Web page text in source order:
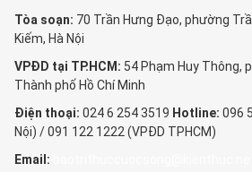
Tòa soạn: 70 Trần Hưng Đạo, phường
Kiếm, Hà Nội
VPĐD tại TP.HCM: 54 Phạm Huy Thông,
Thành phố Hồ Chí Minh
Điện thoại: 024 6 254 3519 Hotline: 096
Nội) / 091 122 1222 (VPĐD TPHCM)
Email: